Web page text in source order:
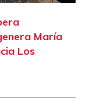
María
Los